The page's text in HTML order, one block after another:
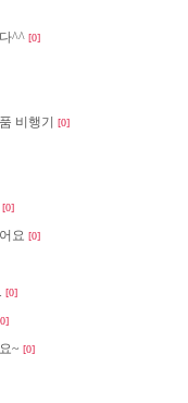
^^ [0]
비행기 [0]
[0]
요 [0]
[0]
~ [0]